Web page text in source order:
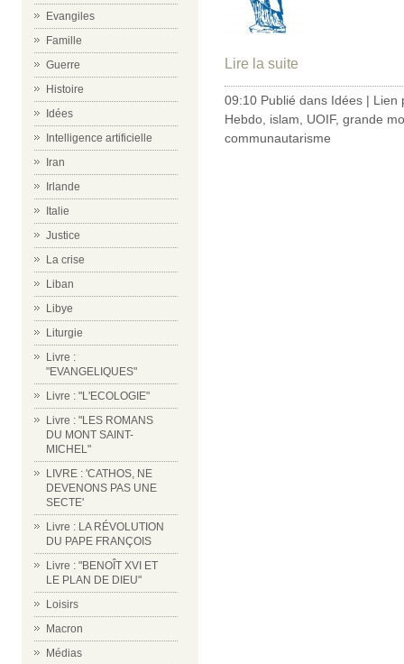
Evangiles
Famille
Guerre
Histoire
Idées
Intelligence artificielle
Iran
Irlande
Italie
Justice
La crise
Liban
Libye
Liturgie
Livre :
"EVANGELIQUES"
Livre : "L'ECOLOGIE"
Livre : "LES ROMANS
DU MONT SAINT-
MICHEL"
LIVRE : 'CATHOS, NE
DEVENONS PAS UNE
SECTE'
Livre : LA RÉVOLUTION
DU PAPE FRANÇOIS
Livre : "BENOÎT XVI ET
LE PLAN DE DIEU"
Loisirs
Macron
Médias
Lire la suite
09:10 Publié dans Idées | Lien
Hebdo islam UOIF, grande
communautarisme